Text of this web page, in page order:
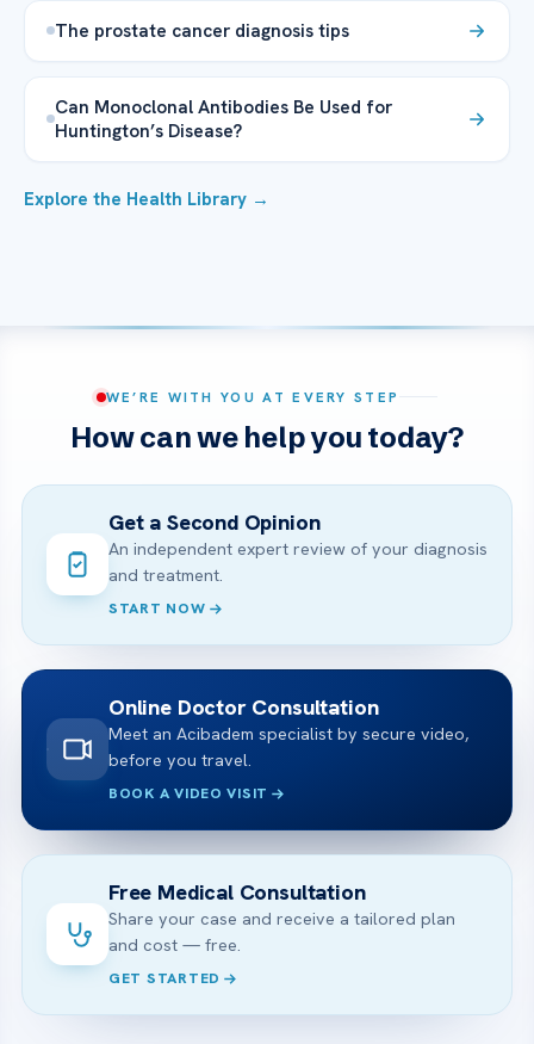
The prostate cancer diagnosis tips
Can Monoclonal Antibodies Be Used for
Huntington’s Disease?
Explore the Health Library →
WE’RE WITH YOU AT EVERY STEP
How can we help you today?
Get a Second Opinion
An independent expert review of your diagnosis
and treatment.
START NOW
Online Doctor Consultation
Meet an Acibadem specialist by secure video,
before you travel.
BOOK A VIDEO VISIT
Free Medical Consultation
Share your case and receive a tailored plan
and cost — free.
GET STARTED